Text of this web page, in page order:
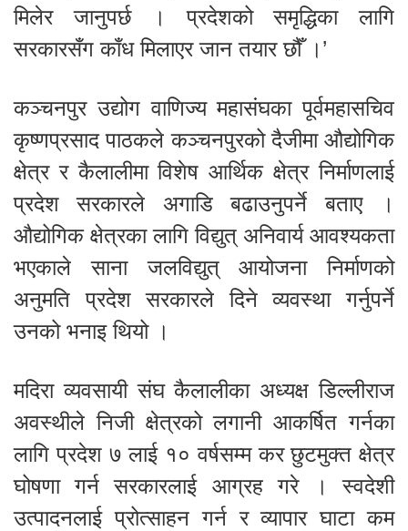
मिलेर जानुपर्छ । प्रदेशको समृद्धिका लागि
सरकारसँग काँध मिलाएर जान तयार छौँ ।’
कञ्चनपुर उद्योग वाणिज्य महासंघका पूर्वमहासचिव
कृष्णप्रसाद पाठकले कञ्चनपुरको दैजीमा औद्योगिक
क्षेत्र र कैलालीमा विशेष आर्थिक क्षेत्र निर्माणलाई
प्रदेश सरकारले अगाडि बढाउनुपर्ने बताए ।
औद्योगिक क्षेत्रका लागि विद्युत् अनिवार्य आवश्यकता
भएकाले साना जलविद्युत् आयोजना निर्माणको
अनुमति प्रदेश सरकारले दिने व्यवस्था गर्नुपर्ने
उनको भनाइ थियो ।
मदिरा व्यवसायी संघ कैलालीका अध्यक्ष डिल्लीराज
अवस्थीले निजी क्षेत्रको लगानी आकर्षित गर्नका
लागि प्रदेश ७ लाई १० वर्षसम्म कर छुटमुक्त क्षेत्र
घोषणा गर्न सरकारलाई आग्रह गरे । स्वदेशी
उत्पादनलाई प्रोत्साहन गर्न र व्यापार घाटा कम